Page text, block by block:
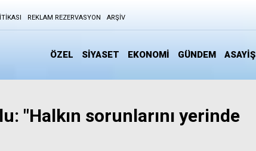
REKLAM REZERVASYON ARŞIV
ÖZEL SİYASET EKONOMİ GÜNDEM ASAYİŞ
"Halkın sorunlarını yerinde